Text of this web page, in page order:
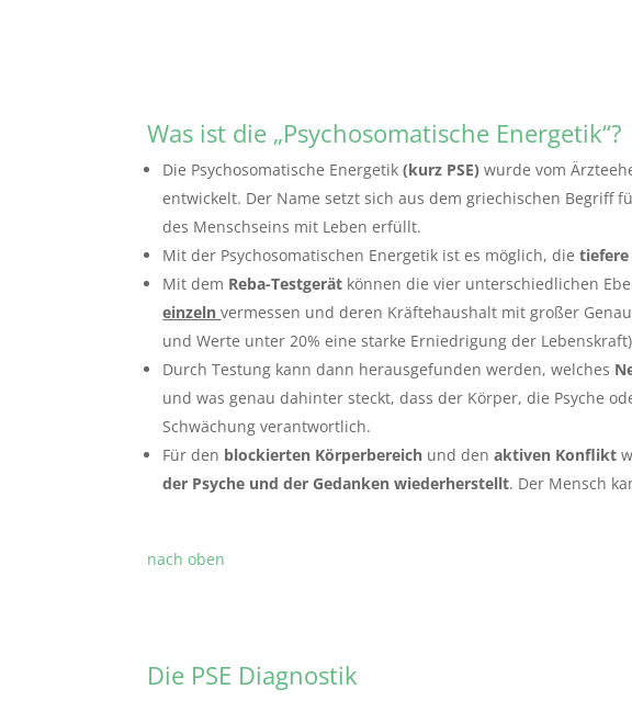
Was ist die „Psychosomatische Energetik“?
Die Psychosomatische Energetik(kurz PSE)wurde vom
entwickelt. Der Name setzt sich aus dem griechischen Begriff
des Menschseins mit Leben erfüllt.
Mit der Psychosomatischen Energetik ist es möglich, dietiefere
Mit dem Reba-Testgerät können die vier unterschiedlichen
einzelnvermessen und deren Kräftehaushalt mit großer
und Werte unter 20% eine starke Erniedrigung der
Durch Testung kann dann herausgefunden werden, welches
und was genau dahinter steckt, dass der Körper, die Psyche
Schwächung verantwortlich.
Für den blockierten Körperbereich und denaktiven Konflikt
der Psyche und der Gedanken wiederherstellt. Der Mensch
nach oben
Die PSE Diagnostik